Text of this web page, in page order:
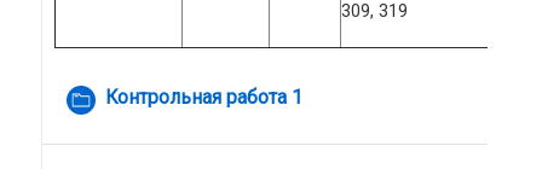
309, 319
Контрольная работа 1
Папка